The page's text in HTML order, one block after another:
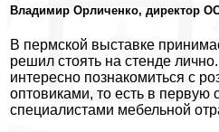
Владимир Орличенко, директор
В пермской выставке
решил стоять на стенде
интересно познакомиться с
оптовиками, то есть в первую
специалистами мебельной